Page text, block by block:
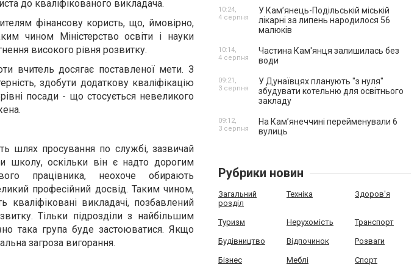
до кваліфікованого викладача.
фінансову користь, що, ймовірно,
чином Міністерство освіти і науки
високого рівня розвитку.
вчитель досягає поставленої мети. З
здобути додаткову кваліфікацію
посади - що стосується невеликого
шлях просування по службі, зазвичай
школу, оскільки він є надто дорогим
працівника, неохоче обирають
професійний досвід. Таким чином,
викладачі, позбавлений
Тільки підрозділи з найбільшим
така група буде застоюватися. Якщо
загроза вигорання.
У Кам’янець-Подільській міській
лікарні за липень народилося 56
малюків
10:24,
4 серпня
Частина Кам'янця залишилась без
води
10:14,
4 серпня
У Дунаївцях планують "з нуля"
збудувати котельню для освітнього
закладу
09:21,
3 серпня
На Камʼянеччині перейменували 6
вулиць
09:12,
3 серпня
Рубрики новин
Загальний
розділ
Техніка Здоров'я
Туризм Нерухомість Транспорт
Будівництво Відпочинок Розваги
Бізнес Меблі Спорт